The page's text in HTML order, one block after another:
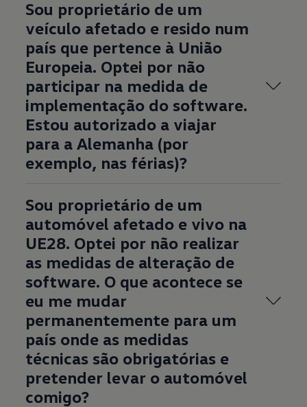
Sou proprietário de um
veículo afetado e resido num
país que pertence à União
Europeia. Optei por não
participar na medida de
implementação do software.
Estou autorizado a viajar
para a Alemanha (por
exemplo, nas férias)?
Sou proprietário de um
automóvel afetado e vivo na
UE28. Optei por não realizar
as medidas de alteração de
software. O que acontece se
eu me mudar
permanentemente para um
país onde as medidas
técnicas são obrigatórias e
pretender levar o automóvel
comigo?